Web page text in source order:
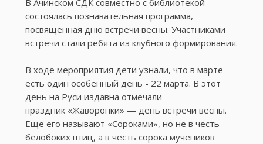
В Ачинском СДК совместно с библиотекой
состоялась познавательная программа,
посвященная дню встречи весны. Участниками
встречи стали ребята из клубного формирования.
В ходе мероприятия дети узнали, что в марте
есть один особенный день - 22 марта. В этот
день на Руси издавна отмечали
праздник «Жаворонки» — день встречи весны.
Еще его называют «Сороками», но не в честь
белобоких птиц, а в честь сорока мучеников